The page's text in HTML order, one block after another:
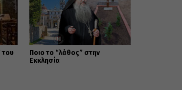
του
Ποιο το “λάθος” στην
Εκκλησία